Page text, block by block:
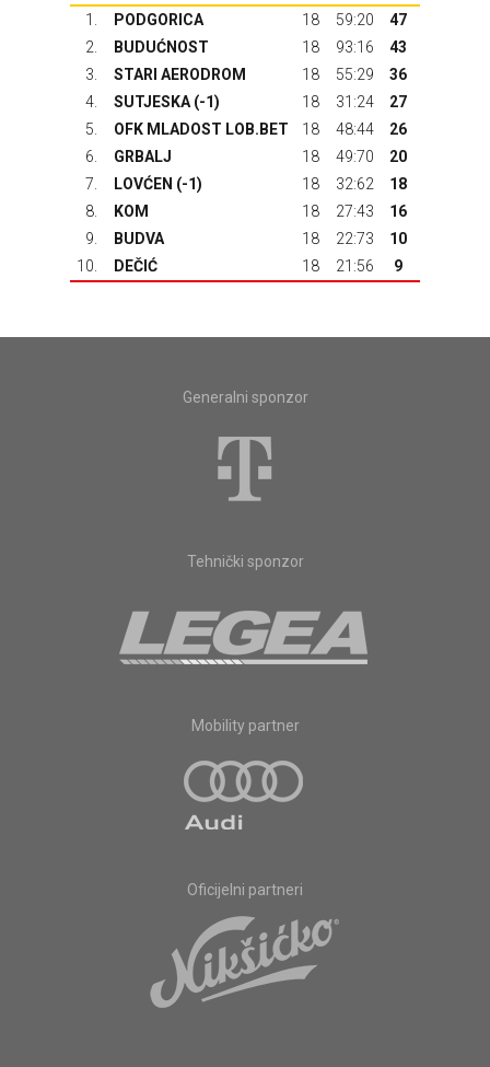
1. PODGORICA 18 59:20
47
2.
BUDUĆNOST 18 93:16
43
3.
STARI AERODROM 18 55:29
36
4.
SUTJESKA (-1) 18 31:24
27
5.
OFK MLADOST LOB.BET 18 48:44
26
6.
GRBALJ 18 49:70
20
7.
LOVĆEN (-1) 18 32:62
18
8.
KOM 18 27:43
16
9.
BUDVA 18 22:73
10
10.
DEČIĆ 18 21:56 9
Generalni sponzor
Tehnički sponzor
Mobility partner
Oficijelni partneri